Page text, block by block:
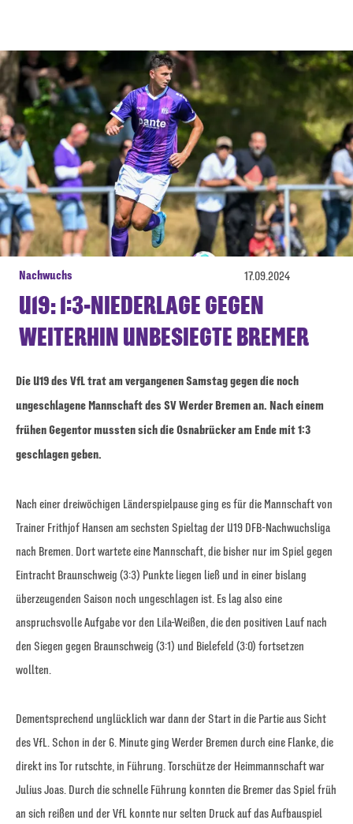
Nachwuchs 17.09.2024
U19: 1:3-NIEDERLAGE GEGEN
WEITERHIN UNBESIEGTE BREMER
Die U19 des VfL trat am vergangenen Samstag gegen die noch
ungeschlagene Mannschaft des SV Werder Bremen an. Nach einem
frühen Gegentor mussten sich die Osnabrücker am Ende mit 1:3
geschlagen geben.
Nach einer dreiwöchigen Länderspielpause ging es für die Mannschaft von
Trainer Frithjof Hansen am sechsten Spieltag der U19 DFB-Nachwuchsliga
nach Bremen. Dort wartete eine Mannschaft, die bisher nur im Spiel gegen
Eintracht Braunschweig (3:3) Punkte liegen ließ und in einer bislang
überzeugenden Saison noch ungeschlagen ist. Es lag also eine
anspruchsvolle Aufgabe vor den Lila-Weißen, die den positiven Lauf nach
den Siegen gegen Braunschweig (3:1) und Bielefeld (3:0) fortsetzen
wollten.
Dementsprechend unglücklich war dann der Start in die Partie aus Sicht
des VfL. Schon in der 6. Minute ging Werder Bremen durch eine Flanke, die
direkt ins Tor rutschte, in Führung. Torschütze der Heimmannschaft war
Julius Joas. Durch die schnelle Führung konnten die Bremer das Spiel früh
an sich reißen und der VfL konnte nur selten Druck auf das Aufbauspiel